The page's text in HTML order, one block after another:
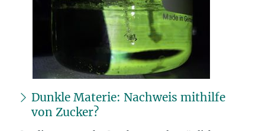
Dunkle Materie: Nachweis mithilfe
von Zucker?